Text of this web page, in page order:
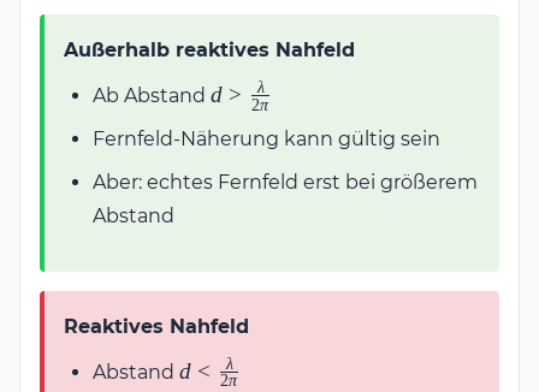
Außerhalb reaktives Nahfeld
Ab Abstand d >
{2\pi}
d > 2π
λ
Fernfeld-Näherung kann gültig sein
Aber: echtes Fernfeld erst bei größerem
Abstand
Reaktives Nahfeld
Abstand d <
d < 2π
λ